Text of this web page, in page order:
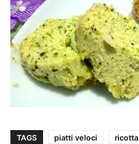
TAGS piatti veloci ricotta